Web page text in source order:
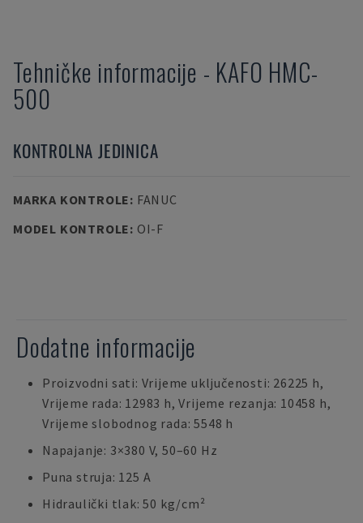
Tehničke informacije - KAFO HMC-
500
KONTROLNA JEDINICA
MARKA KONTROLE: FANUC
MODEL KONTROLE: OI-F
Dodatne informacije
Proizvodni sati: Vrijeme uključenosti: 26225 h,
Vrijeme rada: 12983 h, Vrijeme rezanja: 10458 h,
Vrijeme slobodnog rada: 5548 h
Napajanje: 3×380 V, 50–60 Hz
Puna struja: 125 A
Hidraulički tlak: 50 kg/cm²